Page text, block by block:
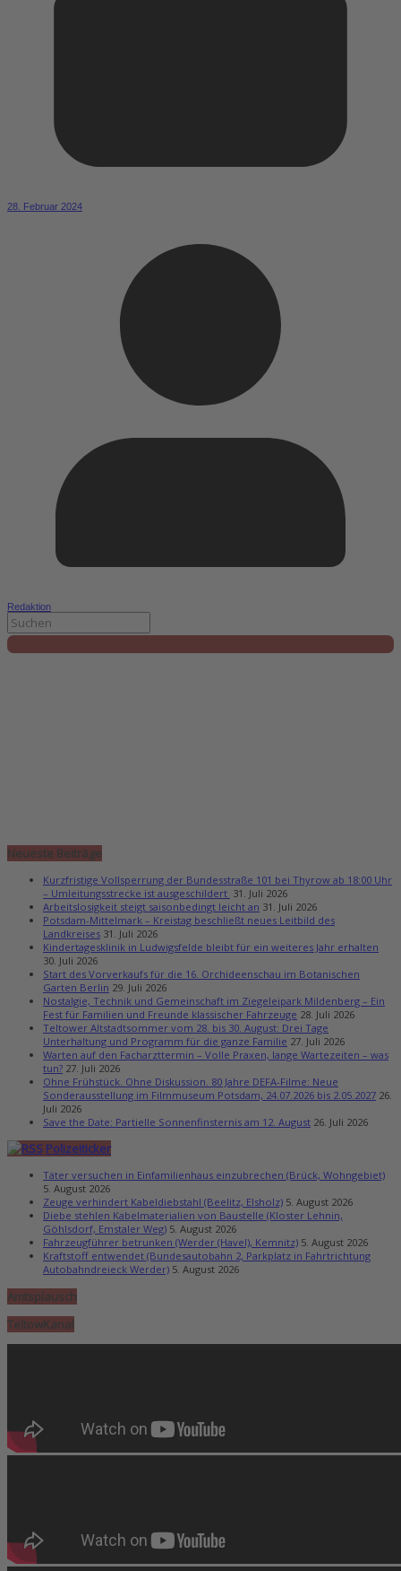
28. Februar 2024
Redaktion
Neueste Beiträge
Kurzfristige Vollsperrung der Bundesstraße 101 bei Thyrow ab 18:00 Uhr
– Umleitungsstrecke ist ausgeschildert 31. Juli 2026
Arbeitslosigkeit steigt saisonbedingt leicht an 31. Juli 2026
Potsdam-Mittelmark – Kreistag beschließt neues Leitbild des
Landkreises 31. Juli 2026
Kindertagesklinik in Ludwigsfelde bleibt für ein weiteres Jahr erhalten
30. Juli 2026
Start des Vorverkaufs für die 16. Orchideenschau im Botanischen
Garten Berlin 29. Juli 2026
Nostalgie, Technik und Gemeinschaft im Ziegeleipark Mildenberg – Ein
Fest für Familien und Freunde klassischer Fahrzeuge 28. Juli 2026
Teltower Altstadtsommer vom 28. bis 30. August: Drei Tage
Unterhaltung und Programm für die ganze Familie 27. Juli 2026
Warten auf den Facharzttermin – Volle Praxen, lange Wartezeiten – was
tun? 27. Juli 2026
Ohne Frühstück. Ohne Diskussion. 80 Jahre DEFA-Filme: Neue
Sonderausstellung im Filmmuseum Potsdam, 24.07.2026 bis 2.05.2027 26.
Juli 2026
Save the Date: Partielle Sonnenfinsternis am 12. August 26. Juli 2026
Polizeiticker
Täter versuchen in Einfamilienhaus einzubrechen (Brück, Wohngebiet)
5. August 2026
Zeuge verhindert Kabeldiebstahl (Beelitz, Elsholz) 5. August 2026
Diebe stehlen Kabelmaterialien von Baustelle (Kloster Lehnin,
Göhlsdorf, Emstaler Weg) 5. August 2026
Fahrzeugführer betrunken (Werder (Havel), Kemnitz) 5. August 2026
Kraftstoff entwendet (Bundesautobahn 2, Parkplatz in Fahrtrichtung
Autobahndreieck Werder) 5. August 2026
Amtsplausch
TeltowKanal